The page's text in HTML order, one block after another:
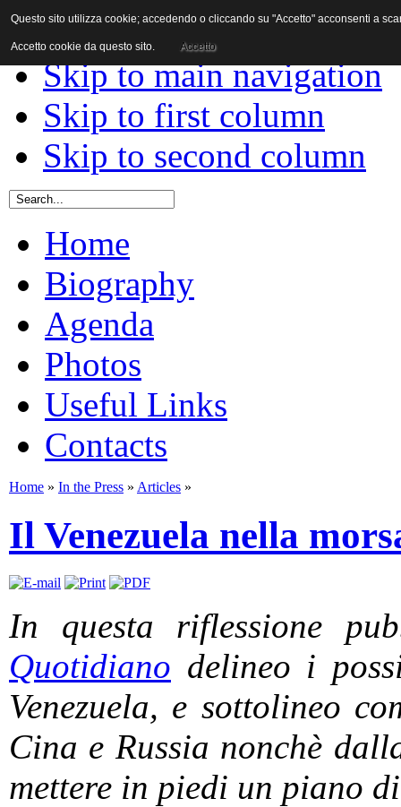
Skip to content
Skip to main navigation
Skip to first column
Skip to second column
Home
Biography
Agenda
Photos
Useful Links
Contacts
Home » In the Press » Articles »
Il Venezuela nella
In questa riflessione
Quotidiano delineo i
Venezuela, e sottolineo
Cina e Russia nonchè
mettere in piedi un piano
Questo sito utilizza cookie; accedendo o cliccando su "Accetto" acconsenti a
Accetto cookie da questo sito. Accetto